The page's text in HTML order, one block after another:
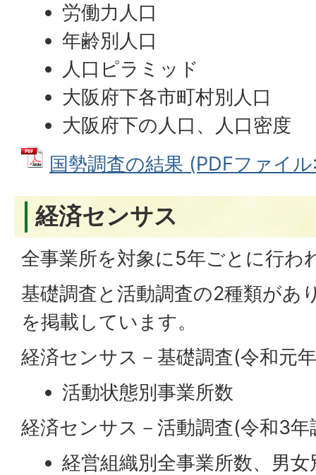
労働力人口
年齢別人口
人口ピラミッド
大阪府下各市町村別人口
大阪府下の人口、人口密度
国勢調査の結果 (PDFファイル
経済センサス
全事業所を対象に5年ごとに行わ
基礎調査と活動調査の2種類があ
を掲載しています。
経済センサス－基礎調査(令和元
活動状態別事業所数
経済センサス－活動調査(令和3
経営組織別全事業所数、男